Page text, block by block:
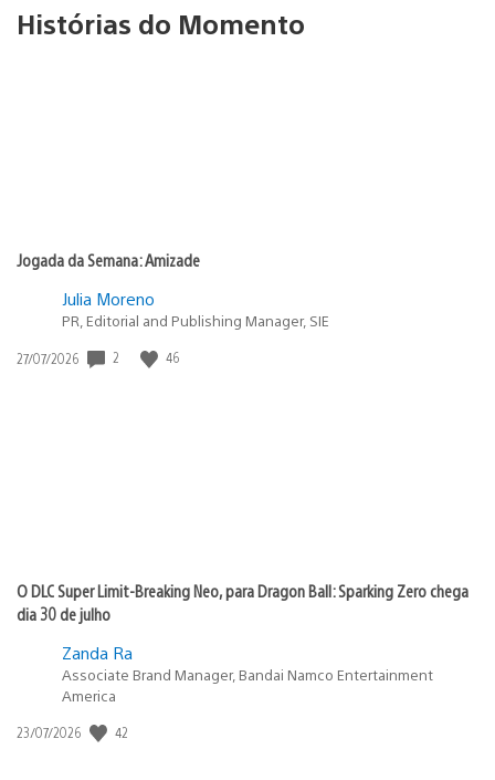
Histórias do Momento
Jogada da Semana: Amizade
Julia Moreno
PR, Editorial and Publishing Manager, SIE
Data
27/07/2026 2 46
O DLC Super Limit-Breaking Neo, para Dragon Ball: Sparking Zero chega
dia 30 de julho
Zanda Ra
Associate Brand Manager, Bandai Namco Entertainment
America
Data
23/07/2026 42